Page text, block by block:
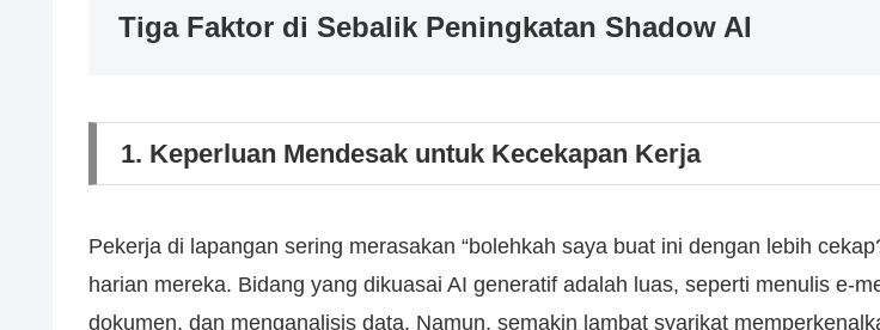
Tiga Faktor di Sebalik Peningkatan Shadow AI
1. Keperluan Mendesak untuk Kecekapan Kerja
Pekerja di lapangan sering merasakan “bolehkah saya buat ini dengan lebih
harian mereka. Bidang yang dikuasai AI generatif adalah luas, seperti menulis e-
dokumen, dan menganalisis data. Namun, semakin lambat syarikat